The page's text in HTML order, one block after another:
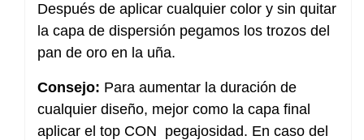
Después de aplicar cualquier color y sin quitar
la capa de dispersión pegamos los trozos del
pan de oro en la uña.
Consejo: Para aumentar la duración de
cualquier diseño, mejor como la capa final
aplicar el top CON pegajosidad. En caso del